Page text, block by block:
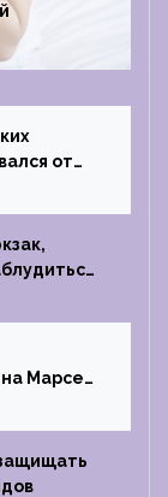
от
Марсе